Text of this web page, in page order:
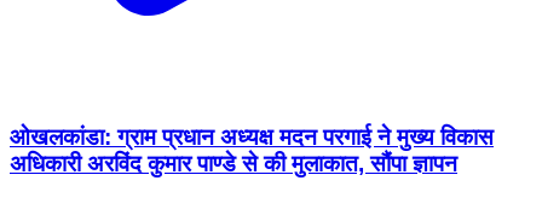
ओखलकांडा: ग्राम प्रधान अध्यक्ष मदन परगाई ने मुख्य विकास
अधिकारी अरविंद कुमार पाण्डे से की मुलाकात, सौंपा ज्ञापन